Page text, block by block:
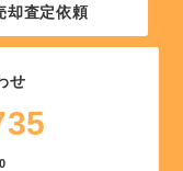
せ
却査定依頼